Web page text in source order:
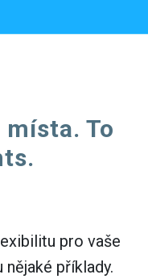
To
pro vaše
příklady.